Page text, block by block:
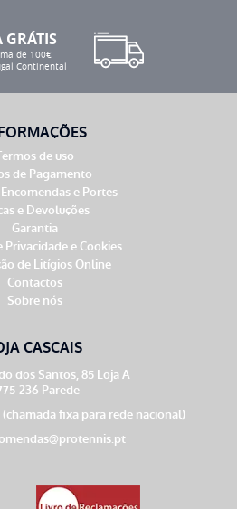
GRÁTIS
de 100€
Continental
de uso
de Pagamento
e Portes
e Devoluções
Garantia
Privacidade e Cookies
de Litígios Online
Contactos
Sobre nós
CASCAIS
dos Santos, 85 Loja A
236 Parede
(chamada fixa para rede nacional)